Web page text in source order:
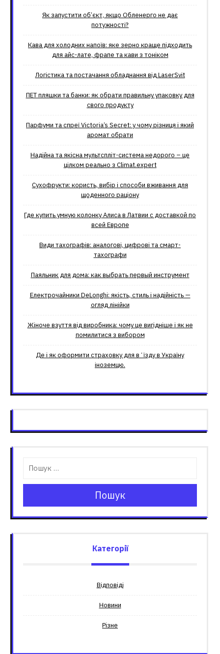
Як запустити об’єкт, якщо Обленерго не дає
потужності?
Кава для холодних напоїв: яке зерно краще підходить
для айс-лате, фрапе та кави з тоніком
Логістика та постачання обладнання від LaserSvit
ПЕТ пляшки та банки: як обрати правильну упаковку для
свого продукту
Парфуми та спреї Victoria’s Secret: у чому різниця і який
аромат обрати
Надійна та якісна мультспліт-система недорого – це
цілком реально з Climat.еxpert
Сухофрукти: користь, вибір і способи вживання для
щоденного раціону
Где купить умную колонку Алиса в Латвии с доставкой по
всей Европе
Види тахографів: аналогові, цифрові та смарт-
тахографи
Паяльник для дома: как выбрать первый инструмент
Електрочайники DeLonghi: якість, стиль і надійність —
огляд лінійки
Жіноче взуття від виробника: чому це вигідніше і як не
помилитися з вибором
Де і як оформити страховку для вʼїзду в Україну
іноземцю.
Пошук
Категорії
Відповіді
Новини
Різне